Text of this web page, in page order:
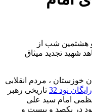
هشتمین شب از
شهید تجدید میثاق
، مردم انقلابی
نود 32
تاریخی رهبر
امام سید علی
در یکصد و بیست و